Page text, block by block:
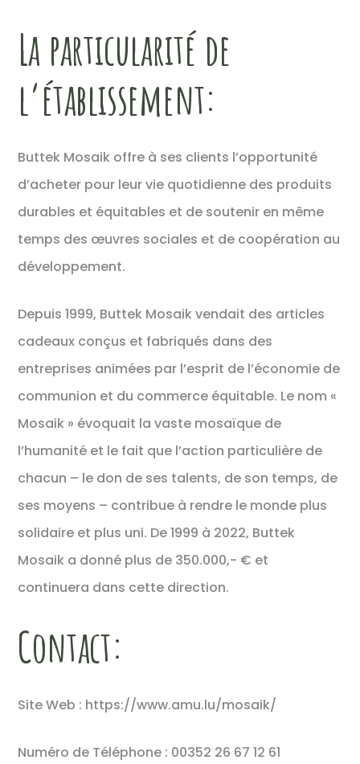
La particularité de
l’établissement:
Buttek Mosaik offre à ses clients l’opportunité
d’acheter pour leur vie quotidienne des produits
durables et équitables et de soutenir en même
temps des œuvres sociales et de coopération au
développement.
Depuis 1999, Buttek Mosaik vendait des articles
cadeaux conçus et fabriqués dans des
entreprises animées par l’esprit de l’économie de
communion et du commerce équitable. Le nom «
Mosaik » évoquait la vaste mosaïque de
l’humanité et le fait que l’action particulière de
chacun – le don de ses talents, de son temps, de
ses moyens – contribue à rendre le monde plus
solidaire et plus uni. De 1999 à 2022, Buttek
Mosaik a donné plus de 350.000,- € et
continuera dans cette direction.
Contact:
Site Web : https://www.amu.lu/mosaik/
Numéro de Téléphone : 00352 26 67 12 61